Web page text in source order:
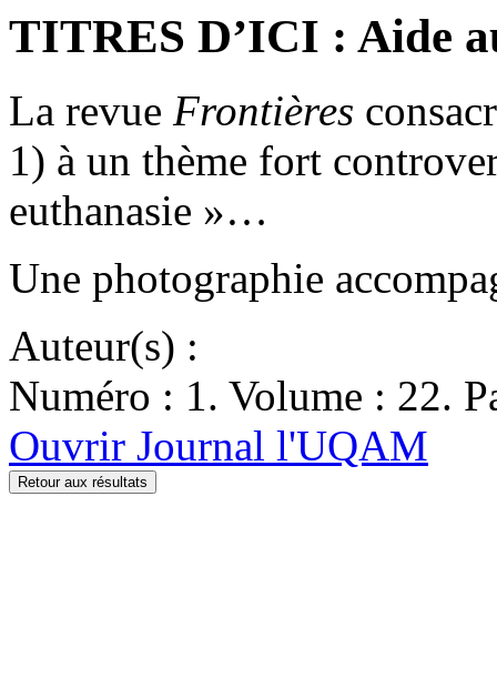
TITRES D’ICI : Aide
La revue Frontières
1) à un thème fort
euthanasie »…
Une photographie
Auteur(s) :
Numéro : 1. Volume : 22.
Ouvrir Journal l'UQAM
Retour aux résultats